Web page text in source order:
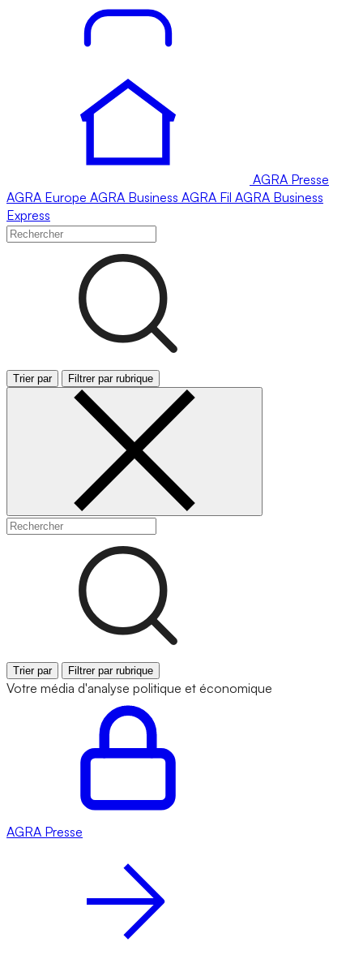
AGRA Presse
AGRA Europe AGRA Business AGRA Fil AGRA Business
Express
Trier par Filtrer par rubrique
Trier par Filtrer par rubrique
Votre média d'analyse politique et économique
AGRA Presse